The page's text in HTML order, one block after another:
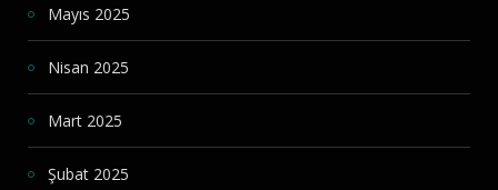
Mayıs 2025
Nisan 2025
Mart 2025
Şubat 2025